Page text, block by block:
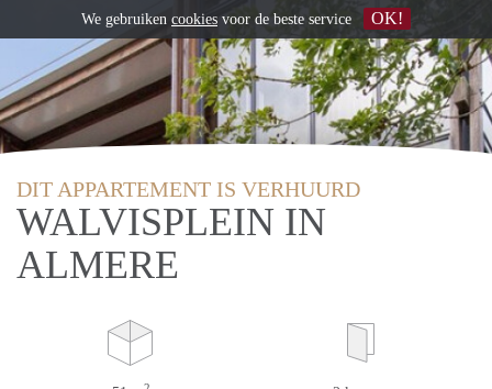
DIT APPARTEMENT IS VERHUURD
WALVISPLEIN IN
ALMERE
We gebruiken cookies voor de beste service OK!